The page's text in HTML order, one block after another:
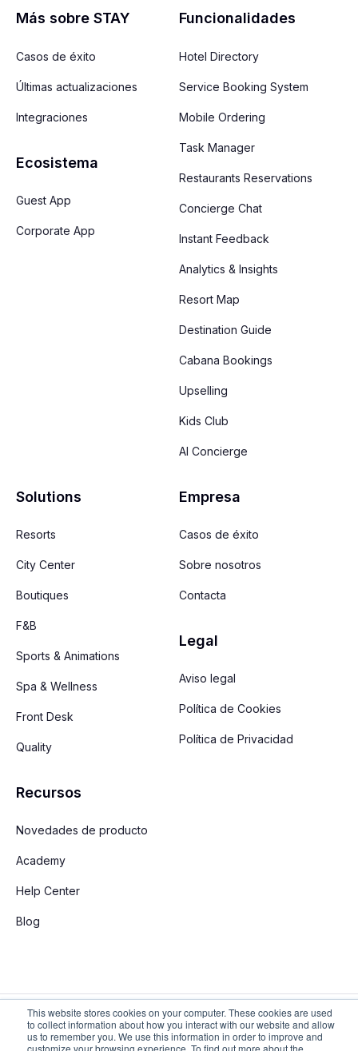
This website stores cookies on your computer. These cookies are used
to collect information about how you interact with our website and allow
us to remember you. We use this information in order to improve and
customize your browsing experience. To find out more about the
Más sobre STAY
Casos de éxito
Últimas actualizaciones
Integraciones
Ecosistema
Guest App
Corporate App
Funcionalidades
Hotel Directory
Service Booking System
Mobile Ordering
Task Manager
Restaurants Reservations
Concierge Chat
Instant Feedback
Analytics & Insights
Resort Map
Destination Guide
Cabana Bookings
Upselling
Kids Club
AI Concierge
Solutions
Resorts
City Center
Boutiques
F&B
Sports & Animations
Spa & Wellness
Front Desk
Quality
Recursos
Novedades de producto
Academy
Help Center
Blog
Empresa
Casos de éxito
Sobre nosotros
Contacta
Legal
Aviso legal
Política de Cookies
Política de Privacidad
Español